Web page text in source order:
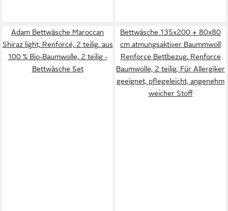
Adam Bettwäsche Maroccan
Shiraz light, Renforcé, 2 teilig, aus
100 % Bio-Baumwolle, 2 teilig -
Bettwäsche Set
Bettwäsche 135x200 + 80x80
cm atmungsaktiver Baummwoll
Renforce Bettbezug, Renforce
Baumwolle, 2 teilig, Für Allergiker
geeignet, pflegeleicht, angenehm
weicher Stoff